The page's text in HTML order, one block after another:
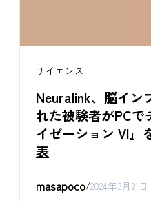
サイエンス
Neuralink、脳イン
れた被験者がPCで
イゼーション VI』
表
masapoco/2024年3月21日